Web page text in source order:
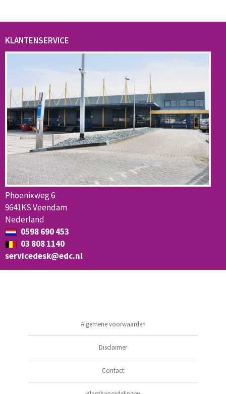
KLANTENSERVICE
Phoenixweg 6
9641KS Veendam
Nederland
0598 690 453
03 808 1140
servicedesk@edc.nl
Algemene voorwaarden
Disclaimer
Contact